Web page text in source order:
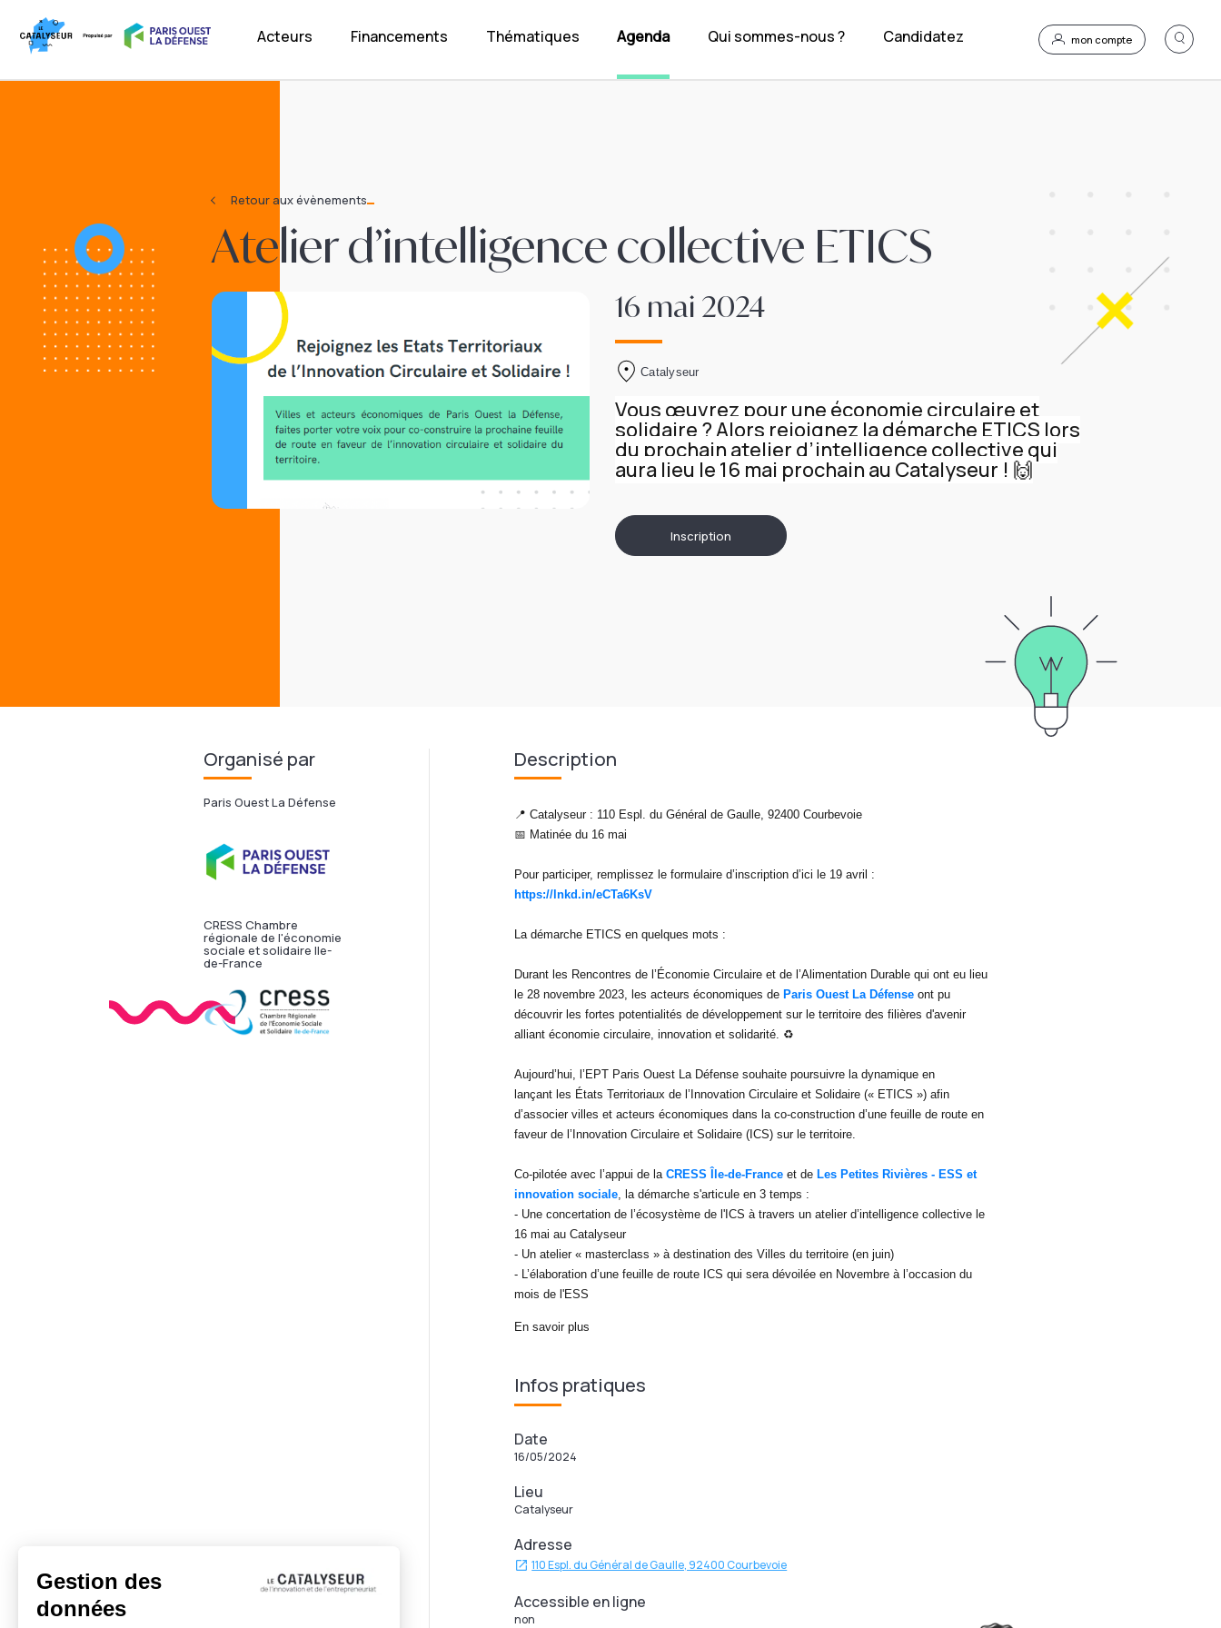
Acteurs Financements Thématiques Agenda Qui sommes-nous ? Candidatez mon compte
Retour aux évènements
Atelier d’intelligence collective ETICS
16 mai 2024
Catalyseur
Vous œuvrez pour une économie circulaire et
solidaire ? Alors rejoignez la démarche ETICS lors
du prochain atelier d’intelligence collective qui
aura lieu le 16 mai prochain au Catalyseur ! 🙌
Inscription
Organisé par
Paris Ouest La Défense
CRESS Chambre
régionale de l'économie
sociale et solidaire Ile-
de-France
Description
📍 Catalyseur : 110 Espl. du Général de Gaulle, 92400 Courbevoie
📅 Matinée du 16 mai
Pour participer, remplissez le formulaire d’inscription d’ici le 19 avril :
https://lnkd.in/eCTa6KsV
La démarche ETICS en quelques mots :
Durant les Rencontres de l’Économie Circulaire et de l’Alimentation Durable qui ont eu lieu
le 28 novembre 2023, les acteurs économiques de Paris Ouest La Défenseont pu
découvrir les fortes potentialités de développement sur le territoire des filières d'avenir
alliant économie circulaire, innovation et solidarité. ♻
Aujourd’hui, l’EPT Paris Ouest La Défense souhaite poursuivre la dynamique en
lançant les États Territoriaux de l’Innovation Circulaire et Solidaire (« ETICS ») afin
d’associer villes et acteurs économiques dans la co-construction d’une feuille de route en
faveur de l’Innovation Circulaire et Solidaire (ICS) sur le territoire.
Co-pilotée avec l’appui de la CRESS Île-de-Franceet de Les Petites Rivières - ESS et
innovation sociale, la démarche s'articule en 3 temps :
- Une concertation de l’écosystème de l'ICS à travers un atelier d’intelligence collective le
16 mai au Catalyseur
- Un atelier « masterclass » à destination des Villes du territoire (en juin)
- L’élaboration d’une feuille de route ICS qui sera dévoilée en Novembre à l’occasion du
mois de l'ESS
En savoir plus
Infos pratiques
Date
16/05/2024
Lieu
Catalyseur
Adresse
110 Espl. du Général de Gaulle, 92400 Courbevoie
Accessible en ligne
non